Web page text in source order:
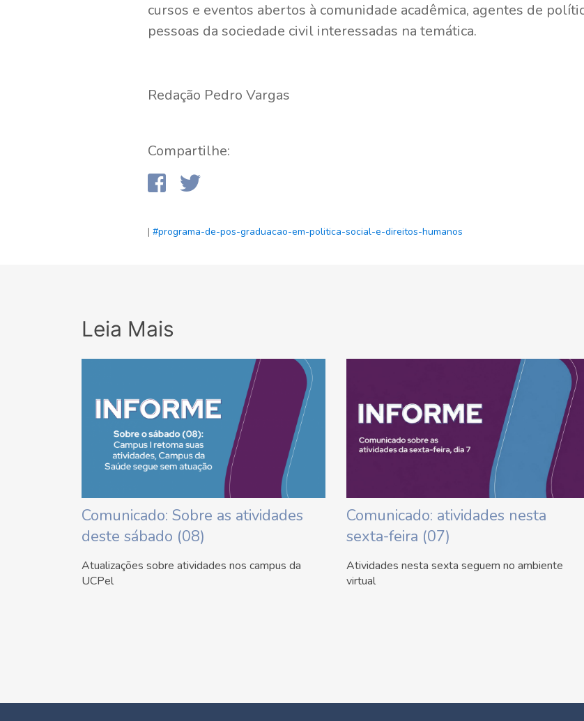
cursos e eventos abertos à comunidade acadêmica, agentes de
pessoas da sociedade civil interessadas na temática.
Redação Pedro Vargas
Compartilhe:
| #programa-de-pos-graduacao-em-politica-social-e-direitos-humanos
Leia Mais
Comunicado: Sobre as atividades
deste sábado (08)
Atualizações sobre atividades nos campus da
UCPel
Comunicado: atividades nesta
sexta-feira (07)
Atividades nesta sexta seguem no ambiente
virtual